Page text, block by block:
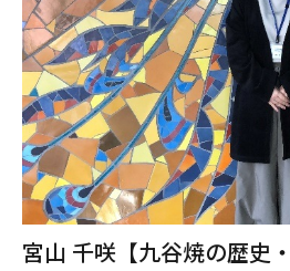
宮山 千咲【九谷焼の歴史